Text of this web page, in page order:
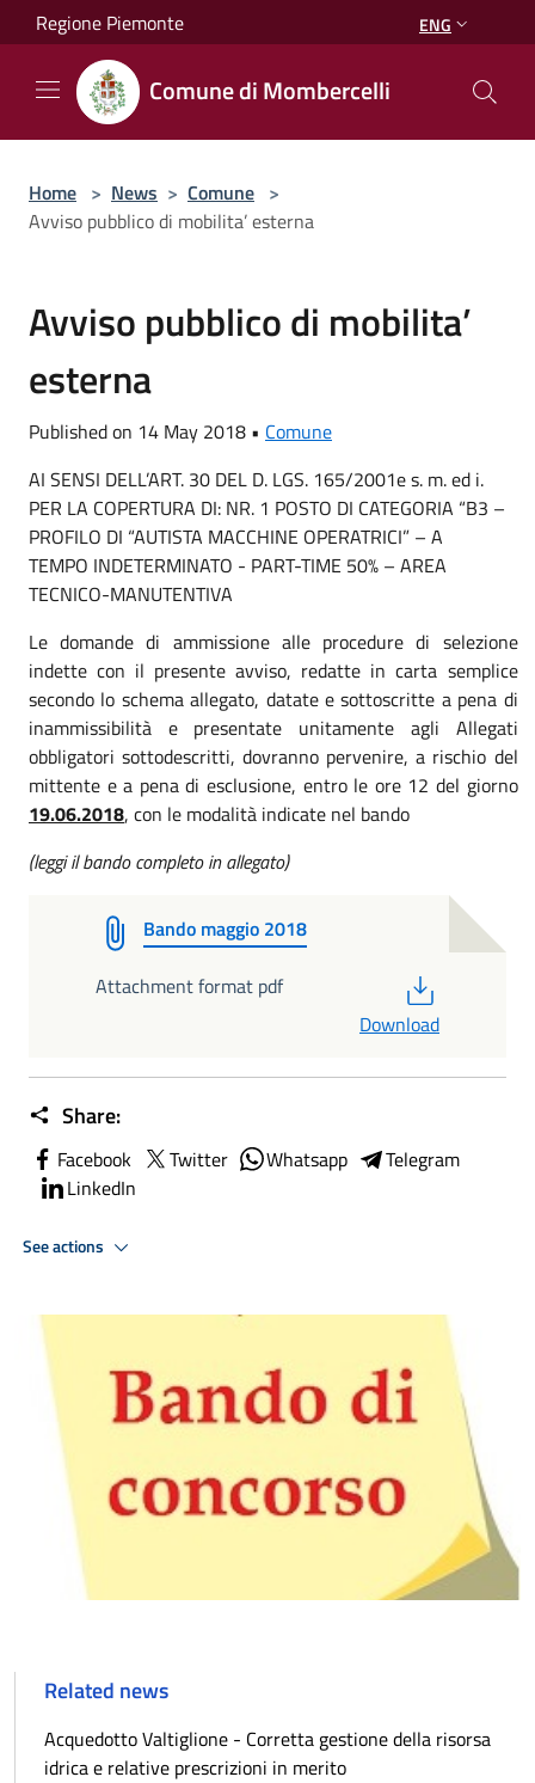
Salta al contenuto principale
Regione Piemonte ENG
Comune di Mombercelli
Home > News > Comune >
Avviso pubblico di mobilita’ esterna
Avviso pubblico di mobilita’
esterna
Published on 14 May 2018 • Comune
AI SENSI DELL’ART. 30 DEL D. LGS. 165/2001e s. m. ed i.
PER LA COPERTURA DI: NR. 1 POSTO DI CATEGORIA “B3 –
PROFILO DI “AUTISTA MACCHINE OPERATRICI” – A
TEMPO INDETERMINATO - PART-TIME 50% – AREA
TECNICO-MANUTENTIVA
Le domande di ammissione alle procedure di selezione
indette con il presente avviso, redatte in carta semplice
secondo lo schema allegato, datate e sottoscritte a pena di
inammissibilità e presentate unitamente agli Allegati
obbligatori sottodescritti, dovranno pervenire, a rischio del
mittente e a pena di esclusione, entro le ore 12 del giorno
19.06.2018, con le modalità indicate nel bando
(leggi il bando completo in allegato)
Bando maggio 2018
Attachment format pdf
Download
Share:
Facebook Twitter Whatsapp
Telegram
LinkedIn
See actions
Related news
Acquedotto Valtiglione - Corretta gestione della risorsa
idrica e relative prescrizioni in merito